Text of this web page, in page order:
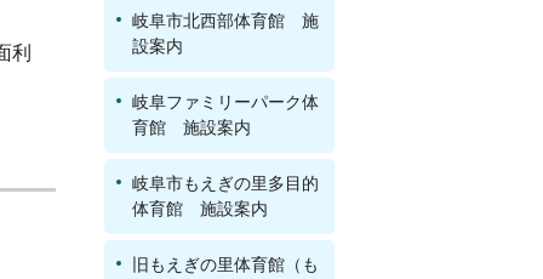
利
岐阜市北西部体育館 施
設案内
岐阜ファミリーパーク体
育館 施設案内
岐阜市もえぎの里多目的
体育館 施設案内
旧もえぎの里体育館（も